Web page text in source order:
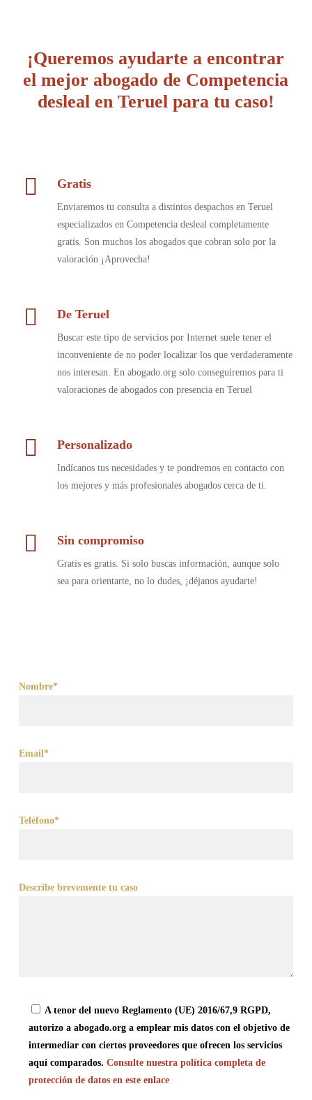
¡Queremos ayudarte a encontrar
el mejor abogado de Competencia
desleal en Teruel para tu caso!
Gratis
Enviaremos tu consulta a distintos despachos en Teruel
especializados en Competencia desleal completamente
gratis. Son muchos los abogados que cobran solo por la
valoración ¡Aprovecha!
De Teruel
Buscar este tipo de servicios por Internet suele tener el
inconveniente de no poder localizar los que verdaderamente
nos interesan. En abogado.org solo conseguiremos para ti
valoraciones de abogados con presencia en Teruel
Personalizado
Indícanos tus necesidades y te pondremos en contacto con
los mejores y más profesionales abogados cerca de ti.
Sin compromiso
Gratis es gratis. Si solo buscas información, aunque solo
sea para orientarte, no lo dudes, ¡déjanos ayudarte!
Nombre*
Email*
Teléfono*
Describe brevemente tu caso
A tenor del nuevo Reglamento (UE) 2016/67,9 RGPD,
autorizo a abogado.org a emplear mis datos con el objetivo de
intermediar con ciertos proveedores que ofrecen los servicios
aquí comparados. Consulte nuestra política completa de
protección de datos en este enlace